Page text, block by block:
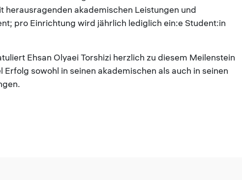
herausragenden akademischen Leistungen und
pro Einrichtung wird jährlich lediglich ein:e Student:in
Ehsan Olyaei Torshizi herzlich zu diesem Meilenstein
sowohl in seinen akademischen als auch in seinen